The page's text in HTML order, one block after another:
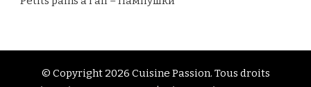
© Copyright 2026 Cuisine Passion. Tous droits